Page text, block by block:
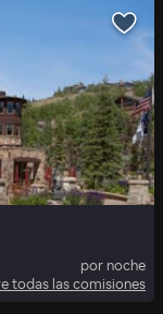
por noche
todas las comisiones